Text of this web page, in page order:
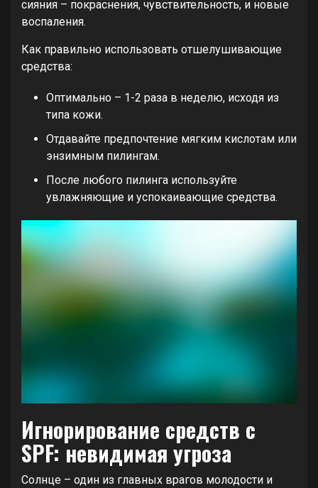
сияния – покраснения, чувствительность, и новые
воспаления.
Как правильно использовать отшелушивающие
средства:
Оптимально – 1-2 раза в неделю, исходя из
типа кожи.
Отдавайте предпочтение мягким кислотам или
энзимным пилингам.
После любого пилинга используйте
увлажняющие и успокаивающие средства.
Игнорирование средств с
SPF: невидимая угроза
Солнце – один из главных врагов молодости и